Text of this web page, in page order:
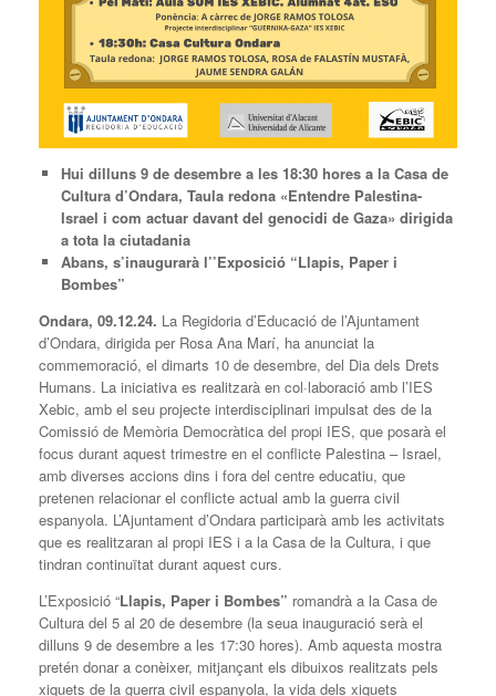
Hui dilluns 9 de desembre a les 18:30 hores a la Casa de
Cultura d’Ondara, Taula redona «Entendre Palestina-
Israel i com actuar davant del genocidi de Gaza» dirigida
a tota la ciutadania
Abans, s’inaugurarà l’’Exposició “Llapis, Paper i
Bombes”
Ondara, 09.12.24. La Regidoria d’Educació de l’Ajuntament
d’Ondara, dirigida per Rosa Ana Marí, ha anunciat la
commemoració, el dimarts 10 de desembre, del Dia dels Drets
Humans. La iniciativa es realitzarà en col·laboració amb l’IES
Xebic, amb el seu projecte interdisciplinari impulsat des de la
Comissió de Memòria Democràtica del propi IES, que posarà el
focus durant aquest trimestre en el conflicte Palestina – Israel,
amb diverses accions dins i fora del centre educatiu, que
pretenen relacionar el conflicte actual amb la guerra civil
espanyola. L’Ajuntament d’Ondara participarà amb les activitats
que es realitzaran al propi IES i a la Casa de la Cultura, i que
tindran continuïtat durant aquest curs.
L’Exposició “Llapis, Paper i Bombes” romandrà a la Casa de
Cultura del 5 al 20 de desembre (la seua inauguració serà el
dilluns 9 de desembre a les 17:30 hores). Amb aquesta mostra
pretén donar a conèixer, mitjançant els dibuixos realitzats pels
xiquets de la guerra civil espanyola, la vida dels xiquets